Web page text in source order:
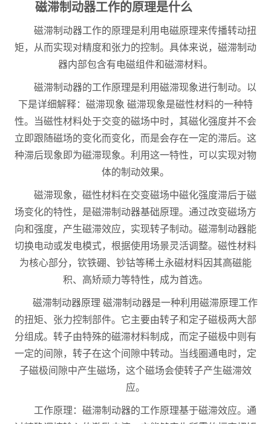
磁滞制动器工作的原理是什么
磁滞制动器工作的原理是利用电磁原理来传播转动扭
矩，从而实现对精度和张力的控制。具体来说，磁滞制动
器内部包含有电磁组件和磁滞材料。
磁滞制动器的工作原理是利用磁滞现象进行制动。以
下是详细解释：磁滞现象 磁滞现象是磁性材料的一种特
性。当磁性材料处于交变的磁场中时，其磁化强度并不会
立即跟随磁场的变化而变化，而是会存在一定的滞后。这
种滞后现象即为磁滞现象。利用这一特性，可以实现对物
体的制动效果。
磁滞现象，磁性材料在交变磁场中磁化强度滞后于磁
场变化的特性，是磁滞制动器基础原理。通过改变磁场方
向和强度，产生磁滞效应，实现转子制动。磁滞制动器能
切换电动或发电模式，根据使用场景灵活调整。磁性材料
为核心部分，钦铁硼、钞钴等稀土永磁材料因其高磁能
积、高矫顽力等特性，成为首选。
磁滞制动器原理 磁滞制动器是一种利用磁滞原理工作
的扭矩、张力控制部件。它主要由转子和定子磁极两大部
分组成。转子由特殊的磁滞材料制成，而定子磁极中则有
一定的间隙，转子在这个间隙中转动。当线圈通电时，定
子磁极间隙中产生磁场，这个磁场会使转子产生磁滞效
应。
工作原理：磁滞制动器的工作原理基于磁滞效应。通